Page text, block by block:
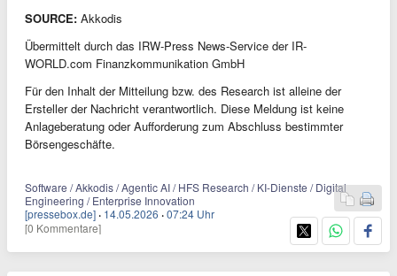
SOURCE: Akkodis
Übermittelt durch das IRW-Press News-Service der IR-
WORLD.com Finanzkommunikation GmbH
Für den Inhalt der Mitteilung bzw. des Research ist alleine der
Ersteller der Nachricht verantwortlich. Diese Meldung ist keine
Anlageberatung oder Aufforderung zum Abschluss bestimmter
Börsengeschäfte.
Software / Akkodis / Agentic AI / HFS Research / KI-Dienste / Digital
Engineering / Enterprise Innovation
[pressebox.de] · 14.05.2026 ·07:24 Uhr
[0 Kommentare]